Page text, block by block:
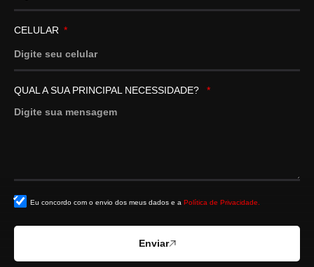
CELULAR
QUAL A SUA PRINCIPAL NECESSIDADE?
Eu concordo com o envio dos meus dados e a Política de Privacidade.
Enviar